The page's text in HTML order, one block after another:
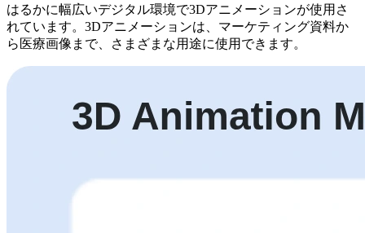
はるかに幅広いデジタル環境で3Dアニメーションが使用さ
れています。3Dアニメーションは、マーケティング資料か
ら医療画像まで、さまざまな用途に使用できます。